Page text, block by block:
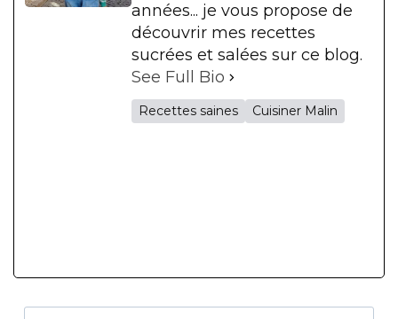
années... je vous propose de
découvrir mes recettes
sucrées et salées sur ce blog.
See Full Bio
Recettes saines Cuisiner Malin